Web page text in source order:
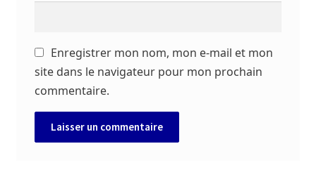
Enregistrer mon nom, mon e-mail et mon
site dans le navigateur pour mon prochain
commentaire.